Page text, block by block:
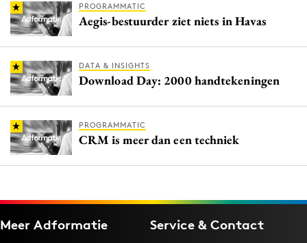
PROGRAMMATIC
Aegis-bestuurder ziet niets in Havas
DATA & INSIGHTS
Download Day: 2000 handtekeningen
PROGRAMMATIC
CRM is meer dan een techniek
Meer Adformatie Service & Contact